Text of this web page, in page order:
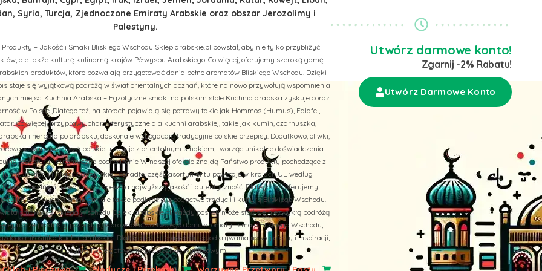
Syria, Turcja, Zjednoczone Emiraty Arabskie oraz obszar Jerozolimy i
Palestyny.
– Jakość i Smaki Bliskiego Wschodu Sklep arabskie.pl powstał, aby nie tylko przybliżyć
ale także kulturę kulinarną krajów Półwyspu Arabskiego. Co więcej, oferujemy szeroką gamę
produktów, które pozwalają przygotować dania pełne aromatów Bliskiego Wschodu. Dzięki
staje się wyjątkową podróżą w świat orientalnych doznań, które na nowo przywołują wspomnienia
miejsc. Kuchnia Arabska – Egzotyczne smaki na polskim stole Kuchnia arabska zyskuje coraz
w Polsce. Dlatego też, na stołach pojawiają się potrawy takie jak Hommos (Humus), Falafel,
Co więcej, przyprawy charakterystyczne dla kuchni arabskiej, takie jak kumin, czarnuszka,
i herbata po arabsku, doskonale wzbogacają tradycyjne polskie przepisy. Dodatkowo, oliwki,
warzywa łączą polskie tradycje z orientalnym smakiem, tworząc unikalne doświadczenia
receptury i autentyczne pochodzenie W naszej ofercie znajdą Państwo produkty pochodzące z
Jordanii i Arabii Saudyjskiej. Ponadto, część asortymentu powstaje w krajach UE według
receptur, co zapewnia najwyższą jakość i autentyczność. Dlatego też, oferujemy
tylko zachwycają smakiem, ale także podkreślają bogactwo tradycji i kultury Bliskiego Wschodu.
smaków Bliskiego Wschodu Dzięki arabskie.pl, każdy posiłek może stać się niezwykłą podróżą
nasze produkty pozwalają wprowadzić do Twojego domu aromaty i smaki Bliskiego Wschodu,
miłośnika kuchni arabskiej. Dlatego też, zapraszamy do odkrywania naszej oferty i inspiracji,
które uczynią Twoje gotowanie prawdziwie wyjątkowym!
Utwórz darmowe konto!
Zgarnij -2% Rabatu!
Utwórz Darmowe Konto